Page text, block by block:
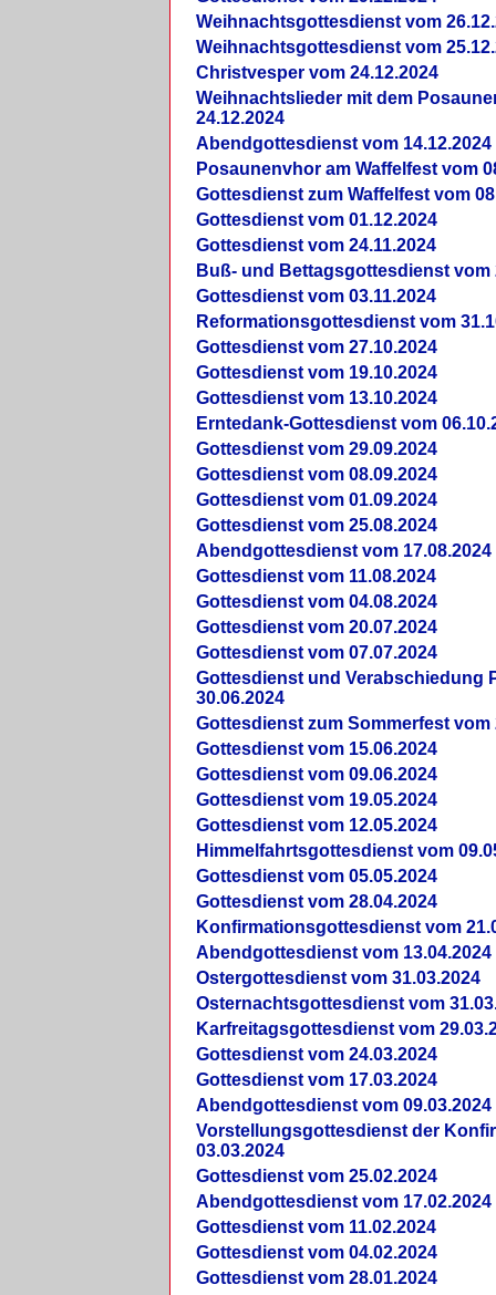
Weihnachtsgottesdienst vom
Weihnachtsgottesdienst vom
Christvesper vom 24.12.2024
Weihnachtslieder mit dem
24.12.2024
Abendgottesdienst vom 14.12.2024
Posaunenvhor am Waffelfest vom
Gottesdienst zum Waffelfest vom
Gottesdienst vom 01.12.2024
Gottesdienst vom 24.11.2024
Buß- und Bettagsgottesdienst vom
Gottesdienst vom 03.11.2024
Reformationsgottesdienst vom
Gottesdienst vom 27.10.2024
Gottesdienst vom 19.10.2024
Gottesdienst vom 13.10.2024
Erntedank-Gottesdienst vom
Gottesdienst vom 29.09.2024
Gottesdienst vom 08.09.2024
Gottesdienst vom 01.09.2024
Gottesdienst vom 25.08.2024
Abendgottesdienst vom 17.08.2024
Gottesdienst vom 11.08.2024
Gottesdienst vom 04.08.2024
Gottesdienst vom 20.07.2024
Gottesdienst vom 07.07.2024
Gottesdienst und Verabschiedung
30.06.2024
Gottesdienst zum Sommerfest vom
Gottesdienst vom 15.06.2024
Gottesdienst vom 09.06.2024
Gottesdienst vom 19.05.2024
Gottesdienst vom 12.05.2024
Himmelfahrtsgottesdienst vom
Gottesdienst vom 05.05.2024
Gottesdienst vom 28.04.2024
Konfirmationsgottesdienst vom
Abendgottesdienst vom 13.04.2024
Ostergottesdienst vom 31.03.2024
Osternachtsgottesdienst vom
Karfreitagsgottesdienst vom
Gottesdienst vom 24.03.2024
Gottesdienst vom 17.03.2024
Abendgottesdienst vom 09.03.2024
Vorstellungsgottesdienst der
03.03.2024
Gottesdienst vom 25.02.2024
Abendgottesdienst vom 17.02.2024
Gottesdienst vom 11.02.2024
Gottesdienst vom 04.02.2024
Gottesdienst vom 28.01.2024